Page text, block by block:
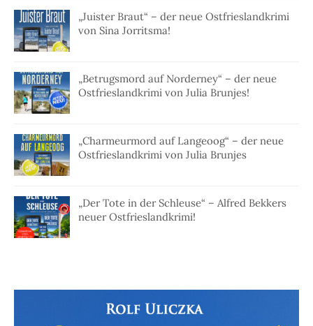
„Juister Braut“ – der neue Ostfrieslandkrimi
von Sina Jorritsma!
„Betrugsmord auf Norderney“ – der neue
Ostfrieslandkrimi von Julia Brunjes!
„Charmeurmord auf Langeoog“ – der neue
Ostfrieslandkrimi von Julia Brunjes
„Der Tote in der Schleuse“ – Alfred Bekkers
neuer Ostfrieslandkrimi!